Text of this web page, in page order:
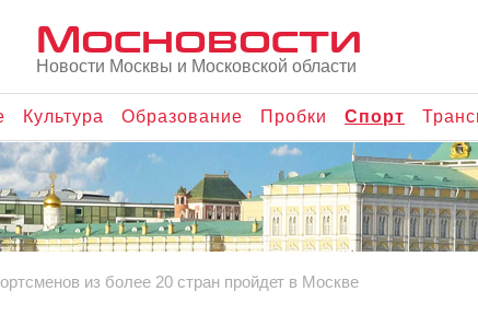
Мосновости
Новости Москвы и Московской области
Культура Образование Пробки Спорт
из более 20 стран пройдет в Москве